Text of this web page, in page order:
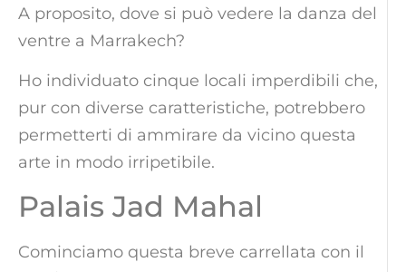
A proposito, dove si può vedere la danza del
ventre a Marrakech?
Ho individuato cinque locali imperdibili che,
pur con diverse caratteristiche, potrebbero
permetterti di ammirare da vicino questa
arte in modo irripetibile.
Palais Jad Mahal
Cominciamo questa breve carrellata con il